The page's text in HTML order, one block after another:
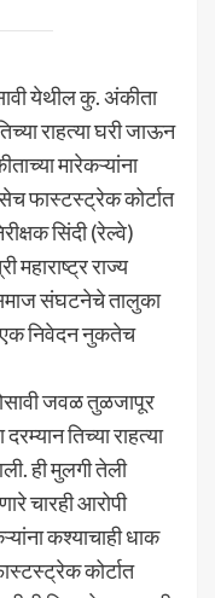
येथील कु. अंकीता
राहत्या घरी जाऊन
मारेकऱ्यांना
फास्टस्ट्रेक कोर्टात
सिंदी (रेल्वे)
महाराष्ट्र राज्य
संघटनेचे तालुका
एक निवेदन नुकतेच
जवळ तुळजापूर
तिच्या राहत्या
ही मुलगी तेली
चारही आरोपी
कश्याचाही धाक
कोर्टात